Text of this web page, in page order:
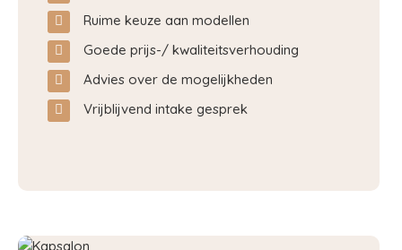
Ruime keuze aan modellen
Goede prijs-/ kwaliteitsverhouding
Advies over de mogelijkheden
Vrijblijvend intake gesprek